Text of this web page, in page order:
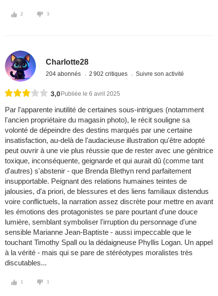
2 3
Charlotte28
204 abonnés 2 902 critiques Suivre son activité
3,0 Publiée le 6 avril 2025
Par l'apparente inutilité de certaines sous-intrigues (notamment
l'ancien propriétaire du magasin photo), le récit souligne sa
volonté de dépeindre des destins marqués par une certaine
insatisfaction, au-delà de l'audacieuse illustration qu'être adopté
peut ouvrir à une vie plus réussie que de rester avec une génitrice
toxique, inconséquente, geignarde et qui aurait dû (comme tant
d'autres) s'abstenir - que Brenda Blethyn rend parfaitement
insupportable. Peignant des relations humaines teintes de
jalousies, d'a priori, de blessures et des liens familiaux distendus
voire conflictuels, la narration assez discrète pour mettre en avant
les émotions des protagonistes se pare pourtant d'une douce
lumière, semblant symboliser l'irruption du personnage d'une
sensible Marianne Jean-Baptiste - aussi impeccable que le
touchant Timothy Spall ou la dédaigneuse Phyllis Logan. Un appel
à la vérité - mais qui se pare de stéréotypes moralistes très
discutables...
1 1